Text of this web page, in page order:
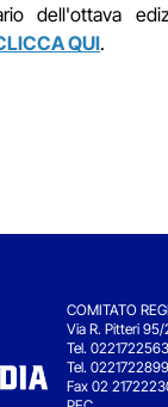
dell'ottava
QUI.
COMITATO
Via R. Pitteri
Tel.
Tel.
Fax 02